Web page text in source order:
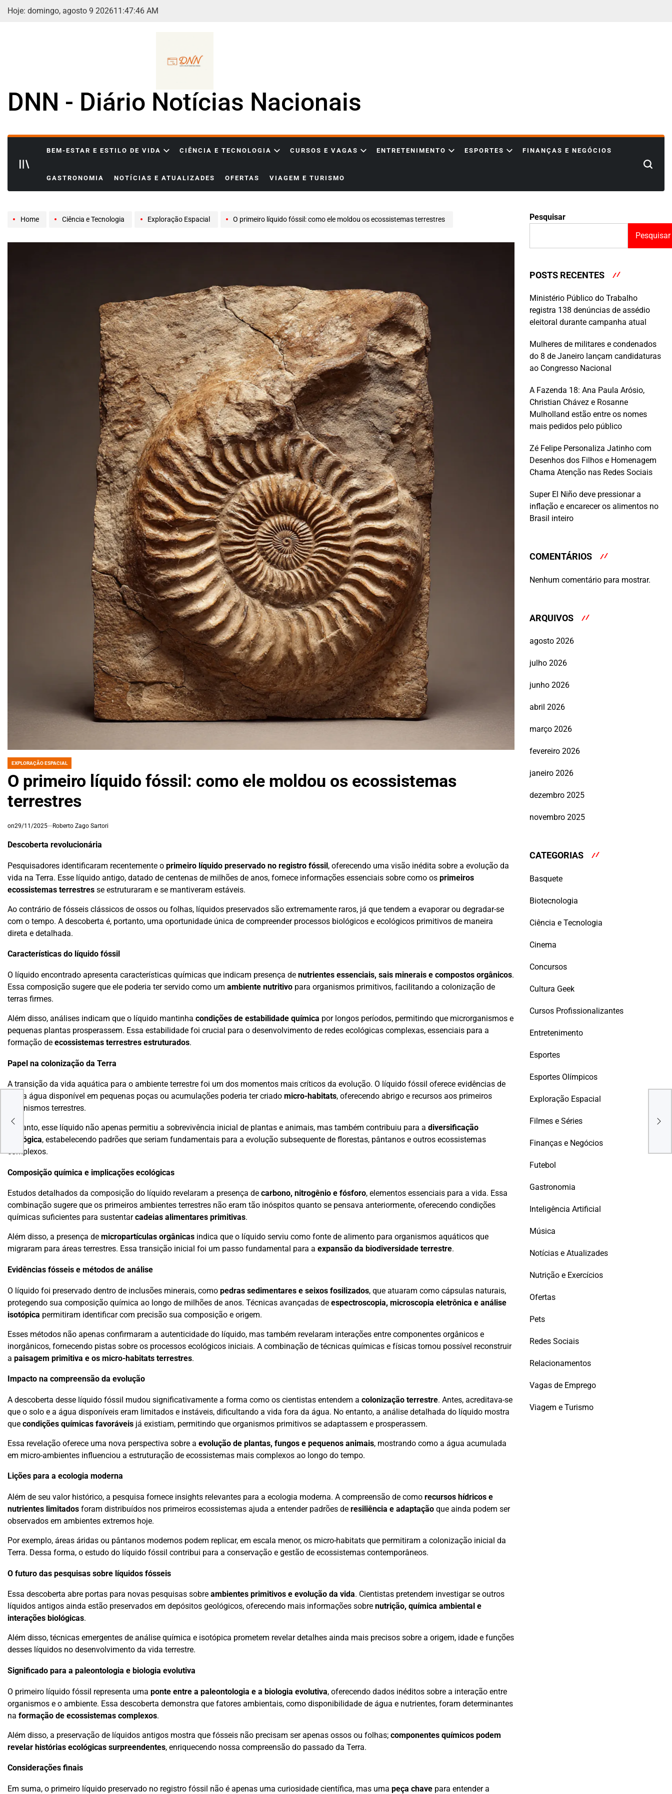
Skip
Hoje: domingo, agosto 9 202611 :47:48 AM
DNN - Diário Notícias Nacionais
BEM-ESTAR E ESTILO DE VIDA CIÊNCIA E TECNOLOGIA CURSOS E VAGAS ENTRETENIMENTO ESPORTES FINANÇAS E NEGÓCIOS
GASTRONOMIA NOTÍCIAS E ATUALIZADES OFERTAS VIAGEM E TURISMO
Search
Home Ciência e Tecnologia Exploração Espacial O primeiro líquido fóssil: como ele moldou os ecossistemas terrestres
POSTED
EXPLORAÇÃO ESPACIAL
O primeiro líquido fóssil: como ele moldou os ecossistemas
terrestres
on29/11/2025 Roberto Zago Sartori
Descoberta revolucionária
Pesquisadores identificaram recentemente o primeiro líquido preservado no registro fóssil, oferecendo uma visão inédita sobre a evolução da
vida na Terra. Esse líquido antigo, datado de centenas de milhões de anos, fornece informações essenciais sobre como os primeiros
ecossistemas terrestres se estruturaram e se mantiveram estáveis.
Ao contrário de fósseis clássicos de ossos ou folhas, líquidos preservados são extremamente raros, já que tendem a evaporar ou degradar-se
com o tempo. A descoberta é, portanto, uma oportunidade única de compreender processos biológicos e ecológicos primitivos de maneira
direta e detalhada.
Características do líquido fóssil
O líquido encontrado apresenta características químicas que indicam presença de nutrientes essenciais, sais minerais e compostos orgânicos.
Essa composição sugere que ele poderia ter servido como um ambiente nutritivo para organismos primitivos, facilitando a colonização de
terras firmes.
Além disso, análises indicam que o líquido mantinha condições de estabilidade química por longos períodos, permitindo que microrganismos e
pequenas plantas prosperassem. Essa estabilidade foi crucial para o desenvolvimento de redes ecológicas complexas, essenciais para a
formação de ecossistemas terrestres estruturados.
Papel na colonização da Terra
A transição da vida aquática para o ambiente terrestre foi um dos momentos mais críticos da evolução. O líquido fóssil oferece evidências de
que a água disponível em pequenas poças ou acumulações poderia ter criado micro-habitats, oferecendo abrigo e recursos aos primeiros
organismos terrestres.
Portanto, esse líquido não apenas permitiu a sobrevivência inicial de plantas e animais, mas também contribuiu para a diversificação
ecológica, estabelecendo padrões que seriam fundamentais para a evolução subsequente de florestas, pântanos e outros ecossistemas
complexos.
Composição química e implicações ecológicas
Estudos detalhados da composição do líquido revelaram a presença de carbono, nitrogênio e fósforo, elementos essenciais para a vida. Essa
combinação sugere que os primeiros ambientes terrestres não eram tão inóspitos quanto se pensava anteriormente, oferecendo condições
químicas suficientes para sustentarcadeias alimentares primitivas.
Além disso, a presença de micropartículas orgânicas indica que o líquido serviu como fonte de alimento para organismos aquáticos que
migraram para áreas terrestres. Essa transição inicial foi um passo fundamental para a expansão da biodiversidade terrestre.
Evidências fósseis e métodos de análise
O líquido foi preservado dentro de inclusões minerais, como pedras sedimentares e seixos fosilizados, que atuaram como cápsulas naturais,
protegendo sua composição química ao longo de milhões de anos. Técnicas avançadas de espectroscopia, microscopia eletrônica e análise
isotópica permitiram identificar com precisão sua composição e origem.
Esses métodos não apenas confirmaram a autenticidade do líquido, mas também revelaram interações entre componentes orgânicos e
inorgânicos, fornecendo pistas sobre os processos ecológicos iniciais. A combinação de técnicas químicas e físicas tornou possível reconstruir
a paisagem primitiva e os micro-habitats terrestres.
Impacto na compreensão da evolução
A descoberta desse líquido fóssil mudou significativamente a forma como os cientistas entendem a colonização terrestre. Antes, acreditava-se
que o solo e a água disponíveis eram limitados e instáveis, dificultando a vida fora da água. No entanto, a análise detalhada do líquido mostra
que condições químicas favoráveis já existiam, permitindo que organismos primitivos se adaptassem e prosperassem.
Essa revelação oferece uma nova perspectiva sobre a evolução de plantas, fungos e pequenos animais, mostrando como a água acumulada
em micro-ambientes influenciou a estruturação de ecossistemas mais complexos ao longo do tempo.
Lições para a ecologia moderna
Além de seu valor histórico, a pesquisa fornece insights relevantes para a ecologia moderna. A compreensão de como recursos hídricos e
nutrientes limitados foram distribuídos nos primeiros ecossistemas ajuda a entender padrões de resiliência e adaptação que ainda podem ser
observados em ambientes extremos hoje.
Por exemplo, áreas áridas ou pântanos modernos podem replicar, em escala menor, os micro-habitats que permitiram a colonização inicial da
Terra. Dessa forma, o estudo do líquido fóssil contribui para a conservação e gestão de ecossistemas contemporâneos.
O futuro das pesquisas sobre líquidos fósseis
Essa descoberta abre portas para novas pesquisas sobre ambientes primitivos e evolução da vida. Cientistas pretendem investigar se outros
líquidos antigos ainda estão preservados em depósitos geológicos, oferecendo mais informações sobre nutrição, química ambiental e
interações biológicas.
Além disso, técnicas emergentes de análise química e isotópica prometem revelar detalhes ainda mais precisos sobre a origem, idade e funções
desses líquidos no desenvolvimento da vida terrestre.
Significado para a paleontologia e biologia evolutiva
O primeiro líquido fóssil representa uma ponte entre a paleontologia e a biologia evolutiva, oferecendo dados inéditos sobre a interação entre
organismos e o ambiente. Essa descoberta demonstra que fatores ambientais, como disponibilidade de água e nutrientes, foram determinantes
na formação de ecossistemas complexos.
Além disso, a preservação de líquidos antigos mostra que fósseis não precisam ser apenas ossos ou folhas; componentes químicos podem
revelar histórias ecológicas surpreendentes, enriquecendo nossa compreensão do passado da Terra.
Considerações finais
Em suma, o primeiro líquido preservado no registro fóssil não é apenas uma curiosidade científica, mas uma peça chave para entender a
Pesquisar
Pesquisar
POSTS RECENTES
Ministério Público do Trabalho
registra 138 denúncias de assédio
eleitoral durante campanha atual
Mulheres de militares e condenados
do 8 de Janeiro lançam candidaturas
ao Congresso Nacional
A Fazenda 18: Ana Paula Arósio,
Christian Chávez e Rosanne
Mulholland estão entre os nomes
mais pedidos pelo público
Zé Felipe Personaliza Jatinho com
Desenhos dos Filhos e Homenagem
Chama Atenção nas Redes Sociais
Super El Niño deve pressionar a
inflação e encarecer os alimentos no
Brasil inteiro
COMENTÁRIOS
Nenhum comentário para mostrar.
ARQUIVOS
agosto 2026
julho 2026
junho 2026
abril 2026
março 2026
fevereiro 2026
janeiro 2026
dezembro 2025
novembro 2025
CATEGORIAS
Basquete
Biotecnologia
Ciência e Tecnologia
Cinema
Concursos
Cultura Geek
Cursos Profissionalizantes
Entretenimento
Esportes
Esportes Olímpicos
Exploração Espacial
Filmes e Séries
Finanças e Negócios
Futebol
Gastronomia
Inteligência Artificial
Música
Notícias e Atualizades
Nutrição e Exercícios
Ofertas
Pets
Redes Sociais
Relacionamentos
Vagas de Emprego
Viagem e Turismo